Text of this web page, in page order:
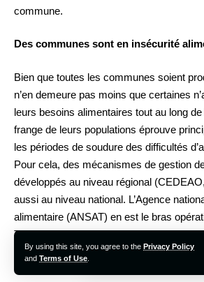
By using this site, you agree to the Privacy Policy
and Terms of Use
commune.
Des communes sont en insécurité
Bien que toutes les communes soient
n’en demeure pas moins que certaines
leurs besoins alimentaires tout au long de
frange de leurs populations éprouve
les périodes de soudure des difficultés
Pour cela, des mécanismes de gestion
développés au niveau régional
aussi au niveau national. L’Agence
alimentaire (ANSAT) en est le bras
Togo. Elle a un dispositif de desserte de
Les communes doivent s’informer sur les
existant afin de plaider pour l’activation en